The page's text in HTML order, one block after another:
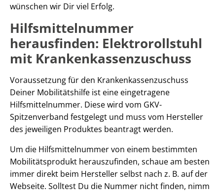
wünschen wir Dir viel Erfolg.
Hilfsmittelnummer
herausfinden: Elektrorollstuhl
mit Krankenkassenzuschuss
Voraussetzung für den Krankenkassenzuschuss
Deiner Mobilitätshilfe ist eine eingetragene
Hilfsmittelnummer. Diese wird vom GKV-
Spitzenverband festgelegt und muss vom Hersteller
des jeweiligen Produktes beantragt werden.
Um die Hilfsmittelnummer von einem bestimmten
Mobilitätsprodukt herauszufinden, schaue am besten
immer direkt beim Hersteller selbst nach z. B. auf der
Webseite. Solltest Du die Nummer nicht finden, nimm